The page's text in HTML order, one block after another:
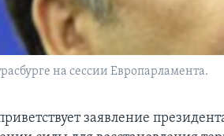
на сессии Европарламента.
заявление